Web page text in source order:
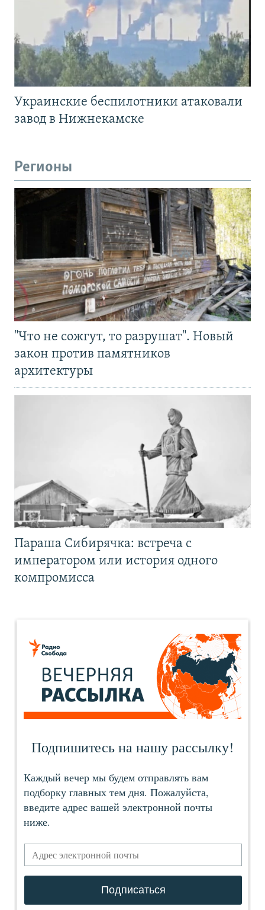
Украинские беспилотники атаковали
завод в Нижнекамске
Регионы
"Что не сожгут, то разрушат". Новый
закон против памятников
архитектуры
Параша Сибирячка: встреча с
императором или история одного
компромисса